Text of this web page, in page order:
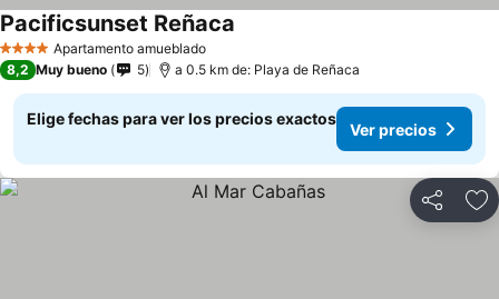
4 EstrellasApartamento amueblado
Pacificsunset Reñaca
8,2 Muy bueno 5 a 0.5 km de: Playa de Reñaca
Elige fechas para ver los precios exactos
Ver precios
Compartir